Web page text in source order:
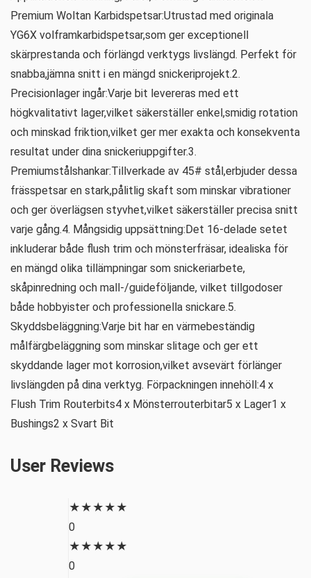
Premium Woltan Karbidspetsar:Utrustad med originala
YG6X volframkarbidspetsar,som ger exceptionell
skärprestanda och förlängd verktygs livslängd. Perfekt för
snabba,jämna snitt i en mängd snickeriprojekt.2.
Precisionlager ingår:Varje bit levereras med ett
högkvalitativt lager,vilket säkerställer enkel,smidig rotation
och minskad friktion,vilket ger mer exakta och konsekventa
resultat under dina snickeriuppgifter.3.
Premiumstålshankar:Tillverkade av 45# stål,erbjuder dessa
frässpetsar en stark,pålitlig skaft som minskar vibrationer
och ger överlägsen styvhet,vilket säkerställer precisa snitt
varje gång.4. Mångsidig uppsättning:Det 16-delade setet
inkluderar både flush trim och mönsterfräsar, idealiska för
en mängd olika tillämpningar som snickeriarbete,
skåpinredning och mall-/guideföljande, vilket tillgodoser
både hobbyister och professionella snickare.5.
Skyddsbeläggning:Varje bit har en värmebeständig
målfärgbeläggning som minskar slitage och ger ett
skyddande lager mot korrosion,vilket avsevärt förlänger
livslängden på dina verktyg. Förpackningen innehöll:4 x
Flush Trim Routerbits4 x Mönsterrouterbitar5 x Lager1 x
Bushings2 x Svart Bit
User Reviews
★ ★ ★ ★ ★
0
★ ★ ★ ★ ★
0